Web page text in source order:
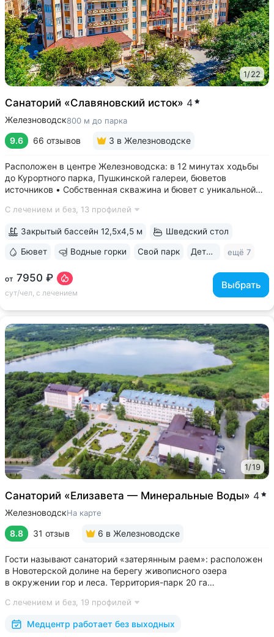
1/22
Санаторий «Славяновский исток» 4
Железноводск800 м до парка
9.6 66 отзывов 3 в Железноводске
Расположен в центре Железноводска: в 12 минутах ходьбы
до Курортного парка, Пушкинской галереи, бюветов
источников • Собственная скважина и бювет с уникальной
только здесь. Источник № 61 ессентукского типа показан для
С лечением и без, 13 профилей
от 7950 ₽
сут/чел, с лечением
Выбрать
Закрытый бассейн 12,5х4,5 м Шведский стол
Бювет Водные горки Свой парк Дети с 0 лет ещё 7
1/19
Cанаторий «Елизавета — Минеральные Воды» 4
ЖелезноводскНа карте
8.8 31 отзыв 6 в Железноводске
Гости называют санаторий «затерянным раем»: расположен
в Новотерской долине на берегу живописного озера
в окружении гор и леса. Территория-парк 20 га
живописным храмом «Нерушимая стена» • Обустроенная
набережная озера с зонами отдыха и...
С лечением и без, 19 профилей
Медцентр работает без выходных